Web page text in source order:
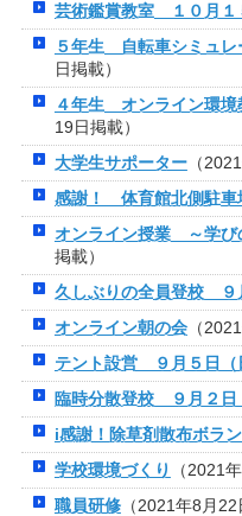
芸術鑑賞教室 １０月１
５年生 自転車シミュ
日掲載）
４年生 オンライン環
19日掲載）
大学生サポーター（
感謝！ 体育館北側駐車
オンライン授業 ～学び
掲載）
久しぶりの全員登校 ９
オンライン朝の会（
テント設営 ９月５日（
臨時分散登校 ９月２日
i感謝！除草剤散布ボラ
学校環境づくり
（2021
職員研修（2021年8月22